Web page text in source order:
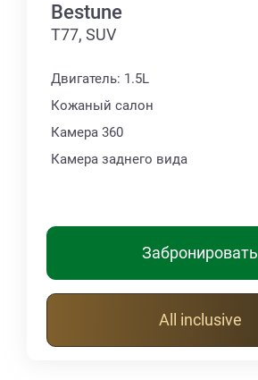
Bestune
T77, SUV
Двигатель: 1.5L
Кожаный салон
Камера 360
Камера заднего вида
Забронировать
All inclusive